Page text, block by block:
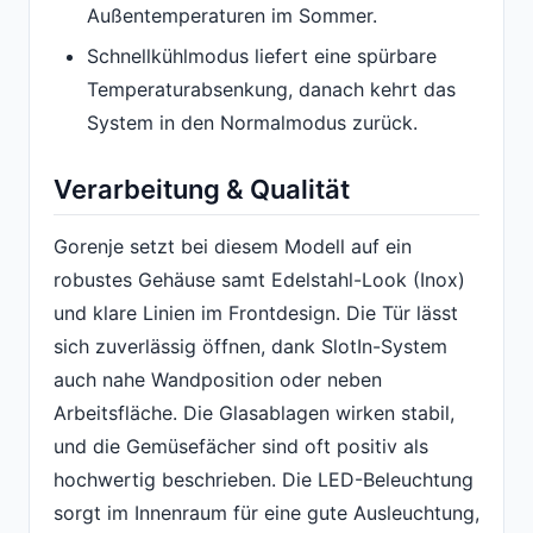
Außentemperaturen im Sommer.
Schnellkühlmodus liefert eine spürbare
Temperaturabsenkung, danach kehrt das
System in den Normalmodus zurück.
Verarbeitung & Qualität
Gorenje setzt bei diesem Modell auf ein
robustes Gehäuse samt Edelstahl-Look (Inox)
und klare Linien im Frontdesign. Die Tür lässt
sich zuverlässig öffnen, dank SlotIn-System
auch nahe Wandposition oder neben
Arbeitsfläche. Die Glasablagen wirken stabil,
und die Gemüsefächer sind oft positiv als
hochwertig beschrieben. Die LED-Beleuchtung
sorgt im Innenraum für eine gute Ausleuchtung,